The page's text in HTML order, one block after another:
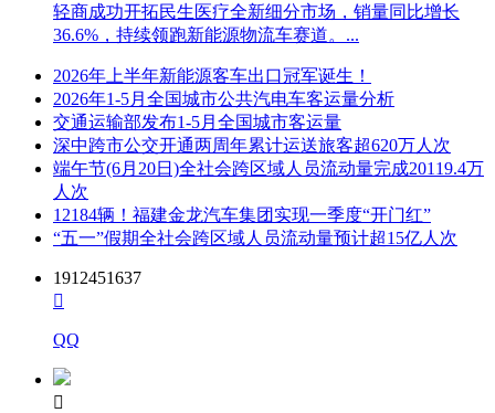
轻商成功开拓民生医疗全新细分市场，销量同比增长
36.6%，持续领跑新能源物流车赛道。...
2026年上半年新能源客车出口冠军诞生！
2026年1-5月全国城市公共汽电车客运量分析
交通运输部发布1-5月全国城市客运量
深中跨市公交开通两周年累计运送旅客超620万人次
端午节(6月20日)全社会跨区域人员流动量完成20119.4万
人次
12184辆！福建金龙汽车集团实现一季度“开门红”
“五一”假期全社会跨区域人员流动量预计超15亿人次
1912451637

QQ
